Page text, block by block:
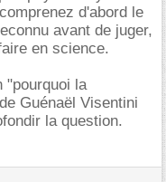
d'abord le
avant de juger,
en science.
"pourquoi la
Guénaël Visentini
la question.